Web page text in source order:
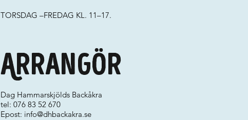
Arrangör
Dag Hammarskjölds Backåkra
tel: 076 83 52 670
Epost: info@dhbackakra.se
TORSDAG –FREDAG KL. 11–17.